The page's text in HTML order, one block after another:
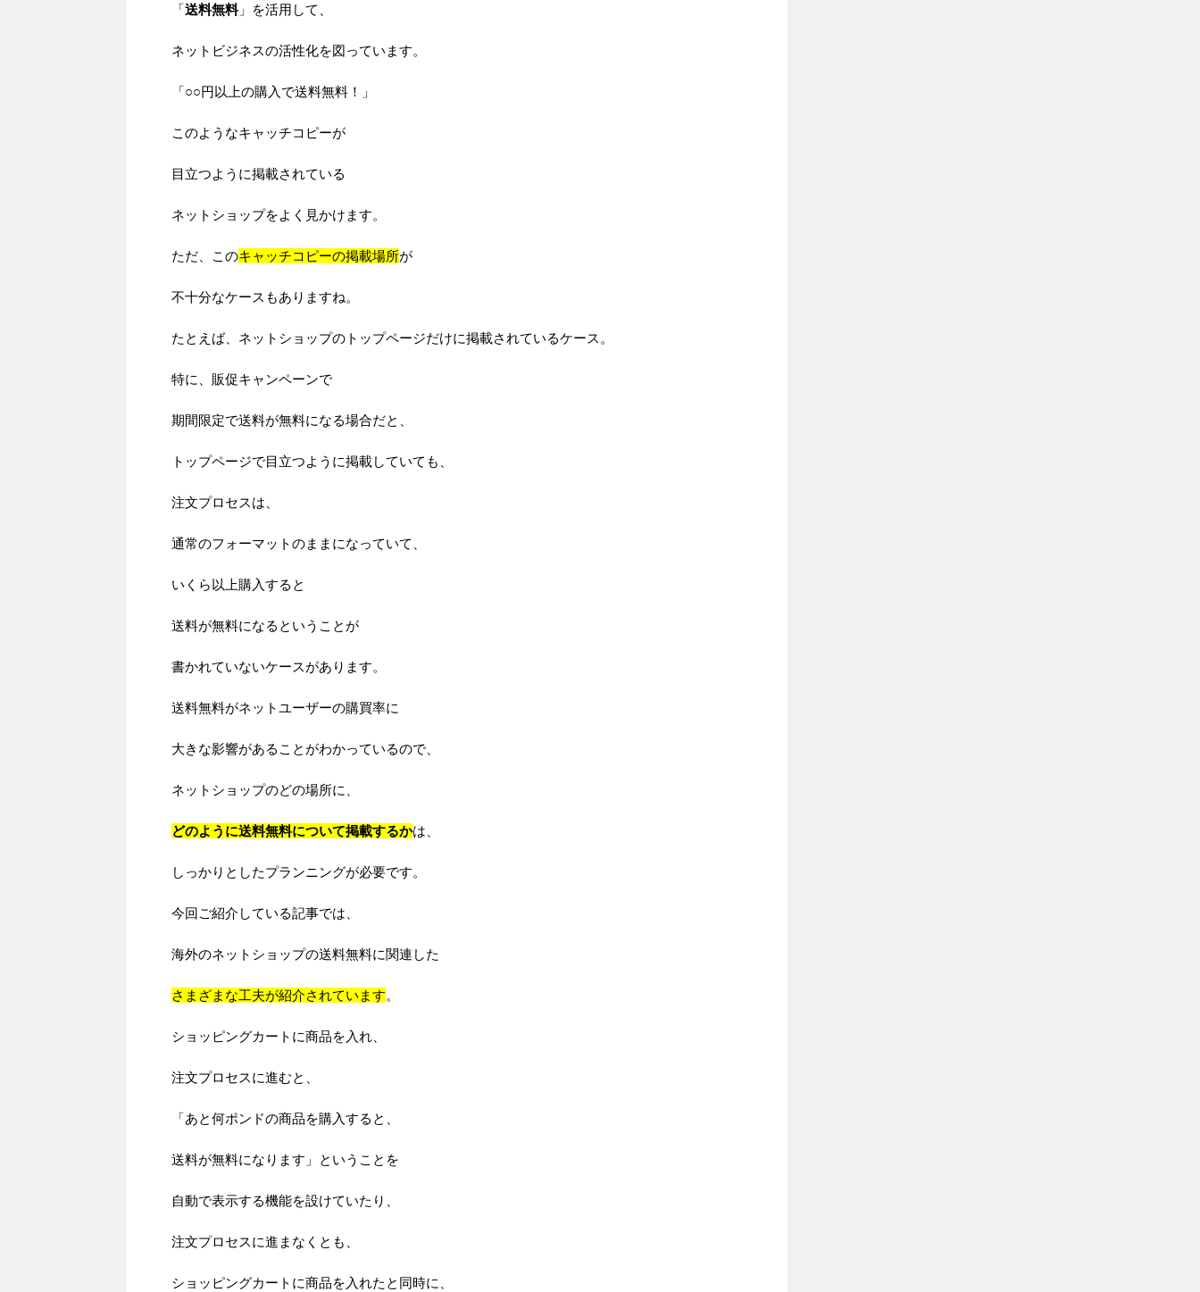
「送料無料」を活用して、
ネットビジネスの活性化を図っています。
「○○円以上の購入で送料無料！」
このようなキャッチコピーが
目立つように掲載されている
ネットショップをよく見かけます。
ただ、このキャッチコピーの掲載場所が
不十分なケースもありますね。
たとえば、ネットショップのトップページだけに掲載されているケース。
特に、販促キャンペーンで
期間限定で送料が無料になる場合だと、
トップページで目立つように掲載していても、
注文プロセスは、
通常のフォーマットのままになっていて、
いくら以上購入すると
送料が無料になるということが
書かれていないケースがあります。
送料無料がネットユーザーの購買率に
大きな影響があることがわかっているので、
ネットショップのどの場所に、
どのように送料無料について掲載するかは、
しっかりとしたプランニングが必要です。
今回ご紹介している記事では、
海外のネットショップの送料無料に関連した
さまざまな工夫が紹介されています。
ショッピングカートに商品を入れ、
注文プロセスに進むと、
「あと何ポンドの商品を購入すると、
送料が無料になります」ということを
自動で表示する機能を設けていたり、
注文プロセスに進まなくとも、
ショッピングカートに商品を入れたと同時に、